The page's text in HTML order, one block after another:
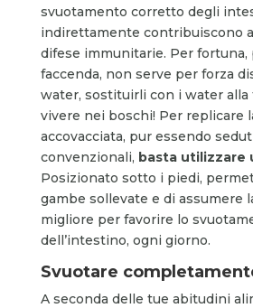
svuotamento corretto degli
indirettamente contribuiscono
difese immunitarie. Per fortuna,
faccenda, non serve per forza
water, sostituirli con i water alla
vivere nei boschi! Per replicare
accovacciata, pur essendo
convenzionali, basta utilizzare
Posizionato sotto i piedi,
gambe sollevate e di assumere
migliore per favorire lo
dell’intestino, ogni giorno.
Svuotare
A seconda delle tue abitudini